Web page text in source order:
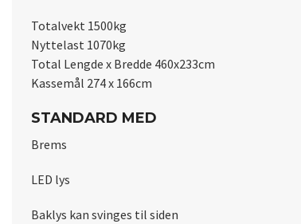
Totalvekt 1500kg
Nyttelast 1070kg
Total Lengde x Bredde 460x233cm
Kassemål 274 x 166cm
STANDARD MED
Brems
LED lys
Baklys kan svinges til siden